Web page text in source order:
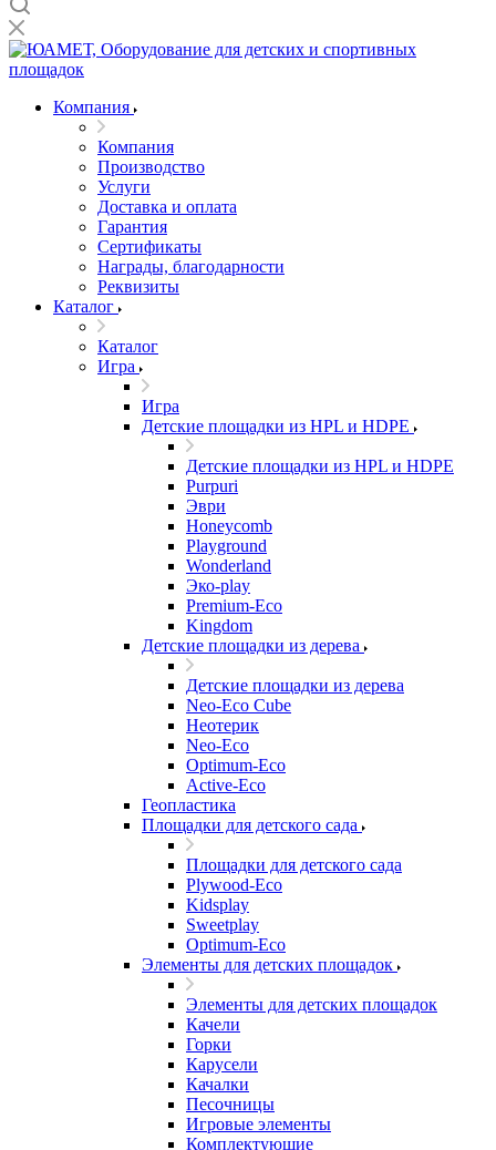
Компания
Компания
Производство
Услуги
Доставка и оплата
Гарантия
Сертификаты
Награды, благодарности
Реквизиты
Каталог
Каталог
Игра
Игра
Детские площадки из HPL и HDPE
Детские площадки из HPL и HDPE
Purpuri
Эври
Honeycomb
Playground
Wonderland
Эко-play
Premium-Eco
Kingdom
Детские площадки из дерева
Детские площадки из дерева
Neo-Eco Cube
Неотерик
Neo-Eco
Оptimum-Еco
Active-Eco
Геопластика
Площадки для детского сада
Площадки для детского сада
Plywood-Eco
Kidsplay
Sweetplay
Оptimum-Еco
Элементы для детских площадок
Элементы для детских площадок
Качели
Горки
Карусели
Качалки
Песочницы
Игровые элементы
Комплектующие